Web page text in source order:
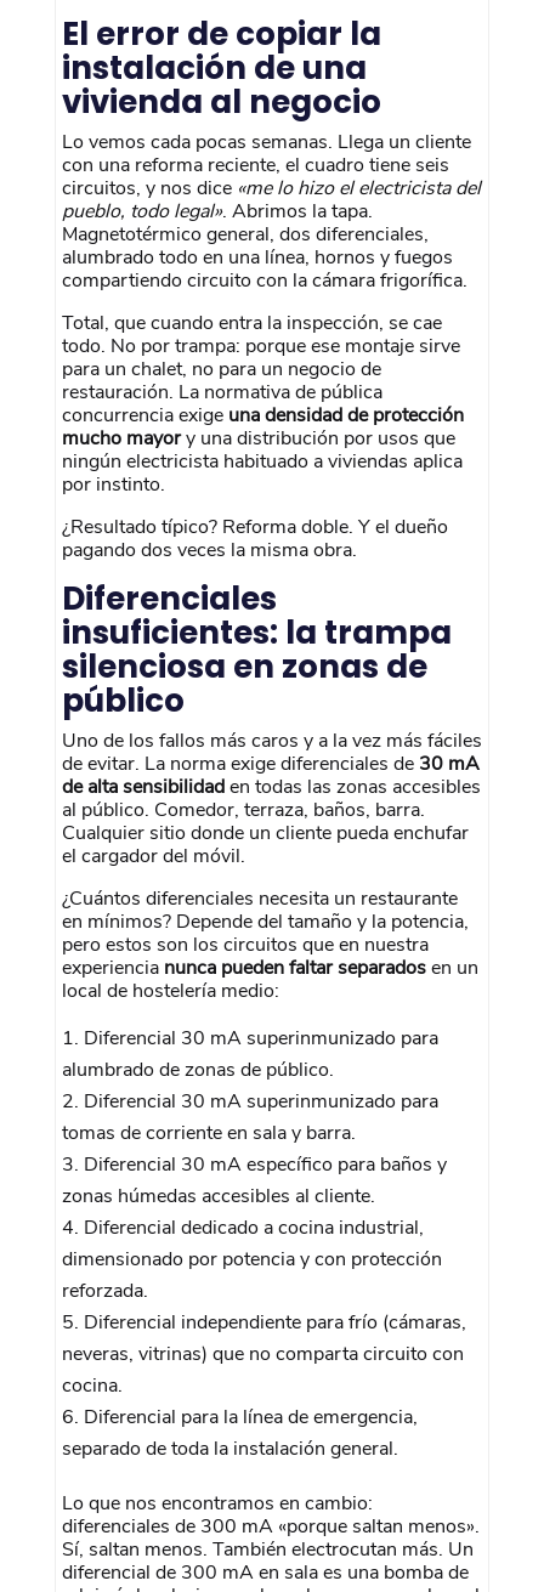
El error de copiar la
instalación de una
vivienda al negocio
Lo vemos cada pocas semanas. Llega un cliente
con una reforma reciente, el cuadro tiene seis
circuitos, y nos dice «me lo hizo el electricista del
pueblo, todo legal». Abrimos la tapa.
Magnetotérmico general, dos diferenciales,
alumbrado todo en una línea, hornos y fuegos
compartiendo circuito con la cámara frigorífica.
Total, que cuando entra la inspección, se cae
todo. No por trampa: porque ese montaje sirve
para un chalet, no para un negocio de
restauración. La normativa de pública
concurrencia exige una densidad de protección
mucho mayory una distribución por usos que
ningún electricista habituado a viviendas aplica
por instinto.
¿Resultado típico? Reforma doble. Y el dueño
pagando dos veces la misma obra.
Diferenciales
insuficientes: la trampa
silenciosa en zonas de
público
Uno de los fallos más caros y a la vez más fáciles
de evitar. La norma exige diferenciales de 30 mA
de alta sensibilidaden todas las zonas accesibles
al público. Comedor, terraza, baños, barra.
Cualquier sitio donde un cliente pueda enchufar
el cargador del móvil.
¿Cuántos diferenciales necesita un restaurante
en mínimos? Depende del tamaño y la potencia,
pero estos son los circuitos que en nuestra
experiencia nunca pueden faltar separadosen un
local de hostelería medio:
Diferencial 30 mA superinmunizado para
alumbrado de zonas de público.
Diferencial 30 mA superinmunizado para
tomas de corriente en sala y barra.
Diferencial 30 mA específico para baños y
zonas húmedas accesibles al cliente.
Diferencial dedicado a cocina industrial,
dimensionado por potencia y con protección
reforzada.
Diferencial independiente para frío (cámaras,
neveras, vitrinas) que no comparta circuito con
cocina.
Diferencial para la línea de emergencia,
separado de toda la instalación general.
Lo que nos encontramos en cambio:
diferenciales de 300 mA «porque saltan menos».
Sí, saltan menos. También electrocutan más. Un
diferencial de 300 mA en sala es una bomba de